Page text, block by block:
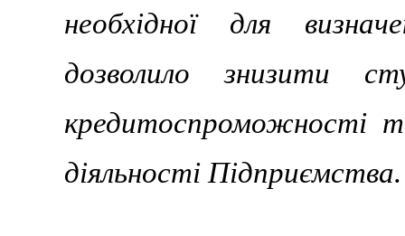
необхідної для
дозволило знизити
кредитоспроможності
діяльності Підприємства.